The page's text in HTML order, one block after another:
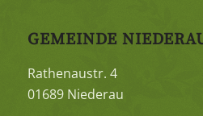
GEMEINDE
Rathenaustr. 4
01689 Niederau